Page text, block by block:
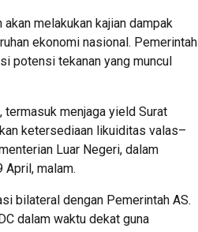
melakukan kajian dampak
ekonomi nasional. Pemerintah
potensi tekanan yang muncul
menjaga yield Surat
ketersediaan likuiditas valas–
Luar Negeri, dalam
April, malam.
bilateral dengan Pemerintah AS.
dalam waktu dekat guna